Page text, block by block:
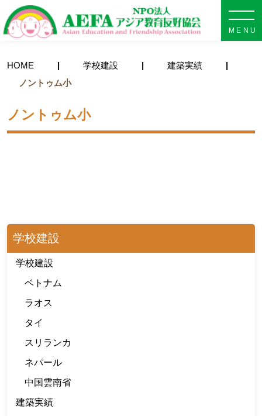
HOME 学校建設
建築実績
ノントゥム小
ノントゥム小
学校建設
学校建設
ベトナム
ラオス
タイ
スリランカ
ネパール
中国雲南省
建築実績